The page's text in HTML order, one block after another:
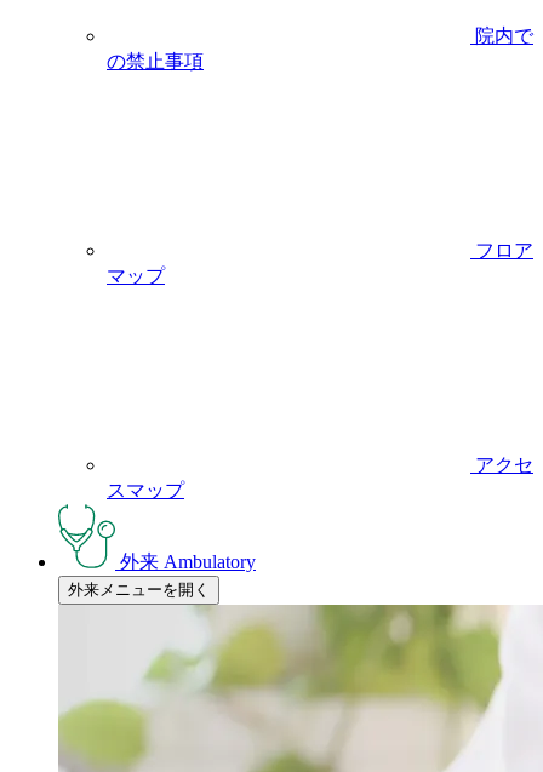
院内で
の禁止事項
フロア
マップ
アクセ
スマップ
外来 Ambulatory
外来メニューを開く